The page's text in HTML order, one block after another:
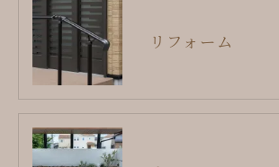
リフォーム